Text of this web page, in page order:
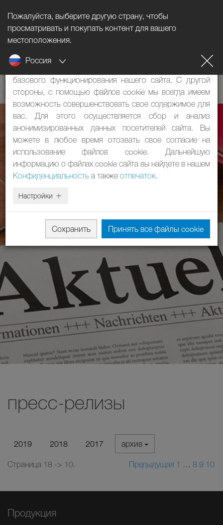
Пожалуйста, выберите другую страну, чтобы
просматривать и покупать контент для вашего
местоположения.
Россия
пресс-релизы
2019 2018 2017 архив
Страница 18 -> 10. Предыдущая 1 … 8 9 10
Продукция
Информация о файлах cookie
Наш сайт использует файлы cookie. Они имеют две
функции: с одной стороны, они необходимы для
базового функционирования нашего сайта. С другой
стороны, с помощью файлов cookie мы всегда имеем
возможность совершенствовать свое содержимое для
вас. Для этого осуществляется сбор и анализ
анонимизированных данных посетителей сайта. Вы
можете в любое время отозвать свое согласие на
использование файлов cookie. Дальнейшую
информацию о файлах cookie сайта вы найдете в нашем
Конфиденциальность а также отпечаток.
Настройки
Сохранить Принять все файлы cookie